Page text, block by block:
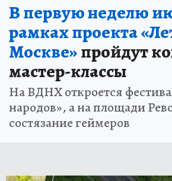
В первую неделю
рамках проекта
Москве»пройдут
мастер-классы
На ВДНХ откроется
народов», а на площади
состязание геймеров